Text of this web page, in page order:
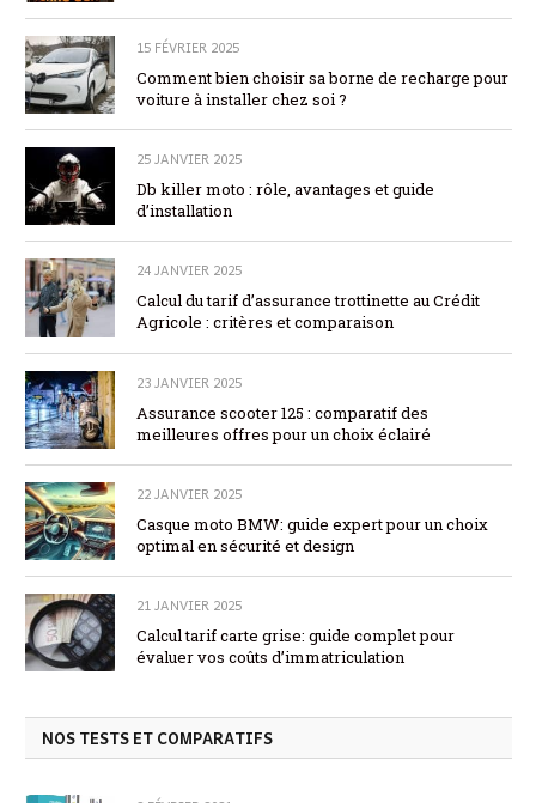
15 FÉVRIER 2025
Comment bien choisir sa borne de recharge pour
voiture à installer chez soi ?
25 JANVIER 2025
Db killer moto : rôle, avantages et guide
d’installation
24 JANVIER 2025
Calcul du tarif d’assurance trottinette au Crédit
Agricole : critères et comparaison
23 JANVIER 2025
Assurance scooter 125 : comparatif des
meilleures offres pour un choix éclairé
22 JANVIER 2025
Casque moto BMW: guide expert pour un choix
optimal en sécurité et design
21 JANVIER 2025
Calcul tarif carte grise: guide complet pour
évaluer vos coûts d’immatriculation
NOS TESTS ET COMPARATIFS